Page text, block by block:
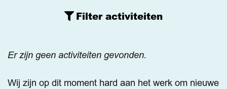
Filteractiviteiten
Er zijn geen activiteiten gevonden.
Wij zijn op dit moment hard aan het werk om nieuwe